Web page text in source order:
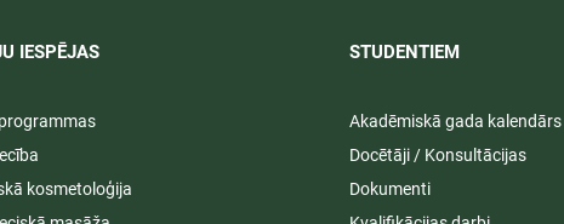
IESPĒJAS
kosmetoloģija
STUDENTIEM​
Akadēmiskā gada kalendārs
Docētāji / Konsultācijas
Dokumenti